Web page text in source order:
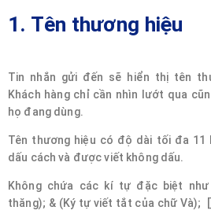
1. Tên thương hiệu
Tin nhắn gửi đến sẽ hiển thị tên
Khách hàng chỉ cần nhìn lướt qua
họ đang dùng.
Tên thương hiệu có độ dài tối đa 11
dấu cách và được viết không dấu.
Không chứa các kí tự đặc biệt
thăng); & (Ký tự viết tắt của chữ Và);